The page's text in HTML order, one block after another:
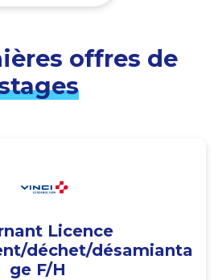
offres de
Licence
déchet/désamianta
ge F/H